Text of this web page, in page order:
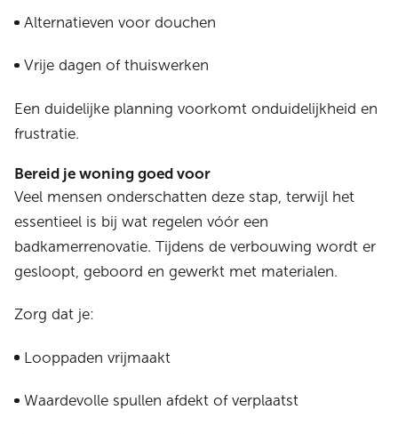
Alternatieven voor douchen
Vrije dagen of thuiswerken
Een duidelijke planning voorkomt onduidelijkheid en
frustratie.
Bereid je woning goed voor
Veel mensen onderschatten deze stap, terwijl het
essentieel is bij wat regelen vóór een
badkamerrenovatie. Tijdens de verbouwing wordt er
gesloopt, geboord en gewerkt met materialen.
Zorg dat je:
Looppaden vrijmaakt
Waardevolle spullen afdekt of verplaatst